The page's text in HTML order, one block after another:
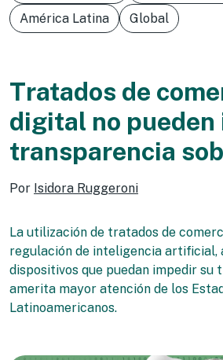
América Latina
Global
Tratados de
digital no
transparencia
Por Isidora Ruggeroni
La utilización de tratados de
regulación de inteligencia artificial,
dispositivos que puedan impedir su
amerita mayor atención de los
Latinoamericanos.